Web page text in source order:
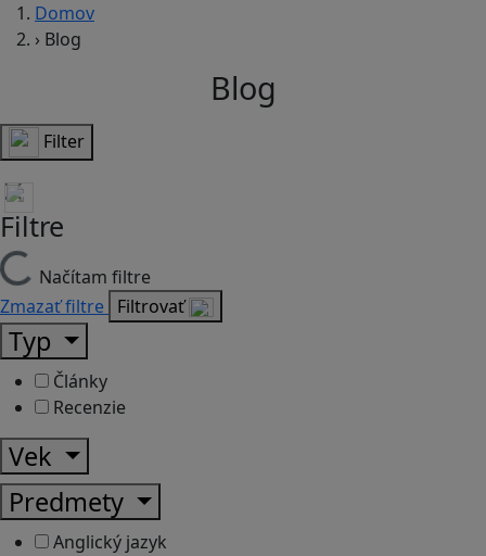
Domov
› Blog
Blog
Filter
Filtre
Načítam filtre
Zmazať filtre Filtrovať
Typ
Články
Recenzie
Vek
Predmety
Anglický jazyk